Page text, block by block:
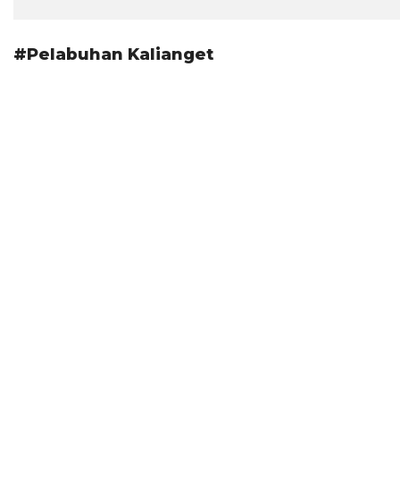
#Pelabuhan Kalianget